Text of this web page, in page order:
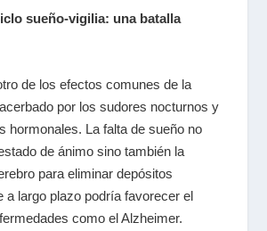
sueño-vigilia: una batalla
de los efectos comunes de la
por los sudores nocturnos y
hormonales. La falta de sueño no
de ánimo sino también la
para eliminar depósitos
a largo plazo podría favorecer el
como el Alzheimer.